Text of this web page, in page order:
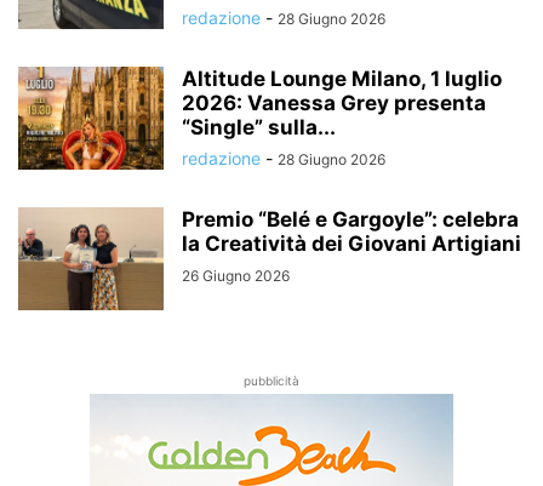
redazione - 28 Giugno 2026
Altitude Lounge Milano, 1 luglio
2026: Vanessa Grey presenta
“Single” sulla...
redazione - 28 Giugno 2026
Premio “Belé e Gargoyle”: celebra
la Creatività dei Giovani Artigiani
26 Giugno 2026
pubblicità